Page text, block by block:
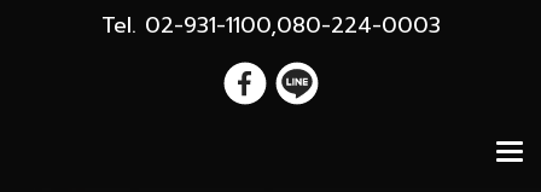
Tel. 02-931-1100,080-224-0003